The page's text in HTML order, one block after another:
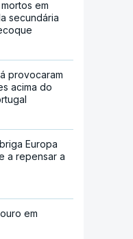
em
secundária
provocaram
acima do
Europa
a repensar a
em